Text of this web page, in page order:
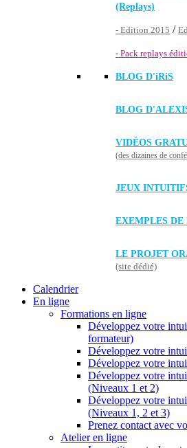
(Replays)
- Edition 2015 /
- Pack replays
BLOG D'iRiS
BLOG
VIDÉOS
(des dizaines de
JEUX
EXEMPLES
LE PROJET
(site dédié)
Calendrier
En ligne
Formations en ligne
Développez votre
formateur)
Développez votre
Développez votre
Développez votre
(Niveaux 1 et 2)
Développez votre
(Niveaux 1, 2 et 3)
Prenez contact avec
Atelier en ligne